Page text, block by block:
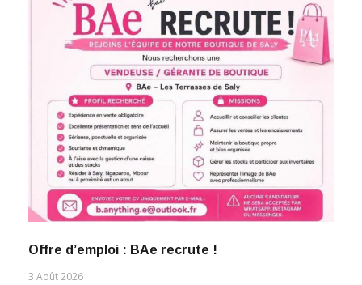
Offre d’emploi : BAe recrute !
3 Août 2026